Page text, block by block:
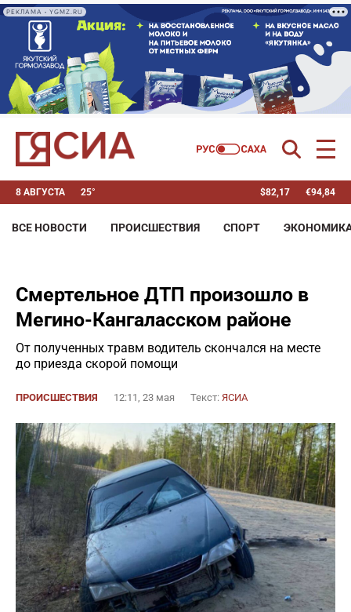
РЕКЛАМА • YGMZ.RU
8 АВГУСТА 25° $82,17 €94,84
ВСЕ НОВОСТИ ПРОИСШЕСТВИЯ СПОРТ
Смертельное ДТП произошло в
Мегино-Кангаласском районе
От полученных травм водитель скончался на месте
до приезда скорой помощи
ПРОИСШЕСТВИЯ 12:11, 23 мая Текст: ЯСИА